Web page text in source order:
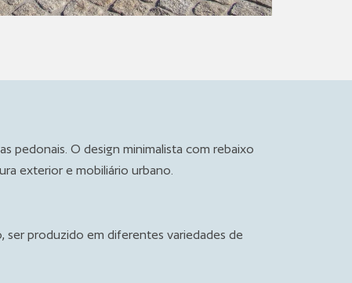
pedonais. O design minimalista com rebaixo
exterior e mobiliário urbano.
ser produzido em diferentes variedades de